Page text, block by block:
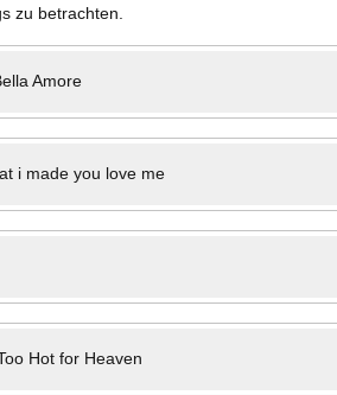
zu betrachten.
Amore
i made you love me
Hot for Heaven